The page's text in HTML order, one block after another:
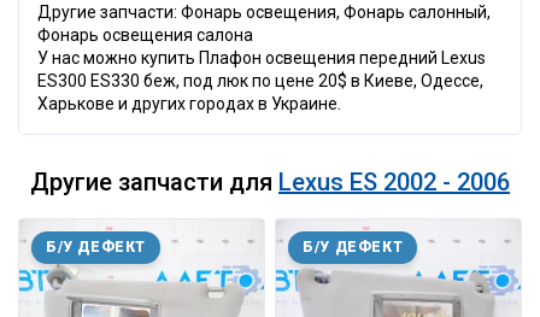
Другие запчасти: Фонарь освещения, Фонарь салонный,
Фонарь освещения салона
У нас можно купить Плафон освещения передний Lexus
ES300 ES330 беж, под люк по цене 20$ в Киеве, Одессе,
Харькове и других городах в Украине.
Другие запчасти для Lexus ES 2002 - 2006
Б/У ДЕФЕКТ Б/У ДЕФЕКТ